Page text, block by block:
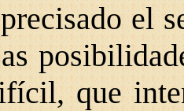
el
que